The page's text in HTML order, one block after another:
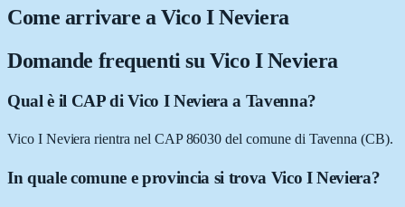
Come arrivare aVico I Neviera
Domande frequenti su Vico I Neviera
Qual è il CAP di Vico I Neviera a Tavenna?
Vico I Neviera rientra nel CAP 86030 del comune di Tavenna (CB).
In quale comune e provincia si trova Vico I Neviera?